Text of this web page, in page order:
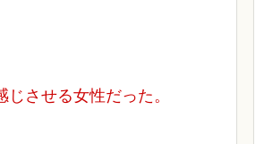
させる女性だった。